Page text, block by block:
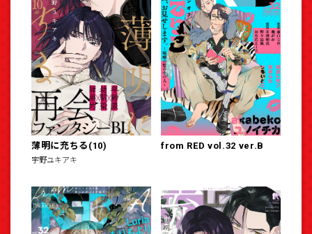
薄明に充ちる(10)
宇野ユキアキ
from RED vol.32 ver.B